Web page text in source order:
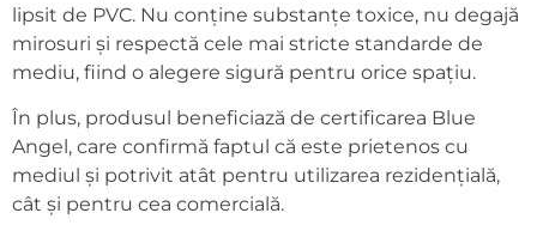
lipsit de PVC. Nu conține substanțe toxice, nu degajă
mirosuri și respectă cele mai stricte standarde de
mediu, fiind o alegere sigură pentru orice spațiu.
În plus, produsul beneficiază de certificarea Blue
Angel, care confirmă faptul că este prietenos cu
mediul și potrivit atât pentru utilizarea rezidențială,
cât și pentru cea comercială.